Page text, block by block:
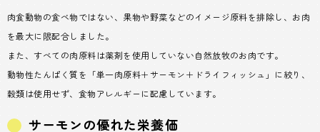
肉食動物の食べ物ではない、果物や野菜などのイメージ原料を排除し、お肉
を最大に限配合しました。
また、すべての肉原料は薬剤を使用していない自然放牧のお肉です。
動物性たんぱく質を「単一肉原料＋サーモン＋ドライフィッシュ」に絞り、
穀類は使用せず、食物アレルギーに配慮しています。
サーモンの優れた栄養価